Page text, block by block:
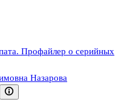
Профайлер о серийных
Назарова